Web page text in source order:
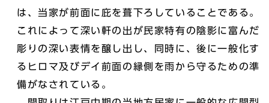
は、当家が前面に庇を葺下ろしていることである。
これによって深い軒の出が民家特有の陰影に富んだ
彫りの深い表情を醸し出し、同時に、後に一般化す
るヒロマ及びデイ前面の縁側を雨から守るための準
備がなされている。